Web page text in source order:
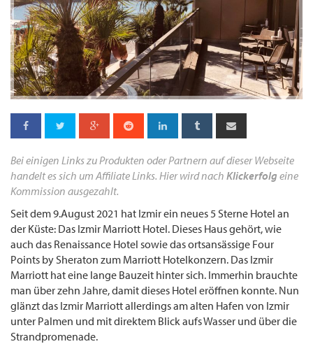
Bei einigen Links zu Produkten oder Partnern auf dieser Webseite
handelt es sich um Affiliate Links. Hier wird nach Klickerfolg eine
Kommission ausgezahlt.
Seit dem 9.August 2021 hat Izmir ein neues 5 Sterne Hotel an
der Küste: Das Izmir Marriott Hotel. Dieses Haus gehört, wie
auch das Renaissance Hotel sowie das ortsansässige Four
Points by Sheraton zum Marriott Hotelkonzern. Das Izmir
Marriott hat eine lange Bauzeit hinter sich. Immerhin brauchte
man über zehn Jahre, damit dieses Hotel eröffnen konnte. Nun
glänzt das Izmir Marriott allerdings am alten Hafen von Izmir
unter Palmen und mit direktem Blick aufs Wasser und über die
Strandpromenade.